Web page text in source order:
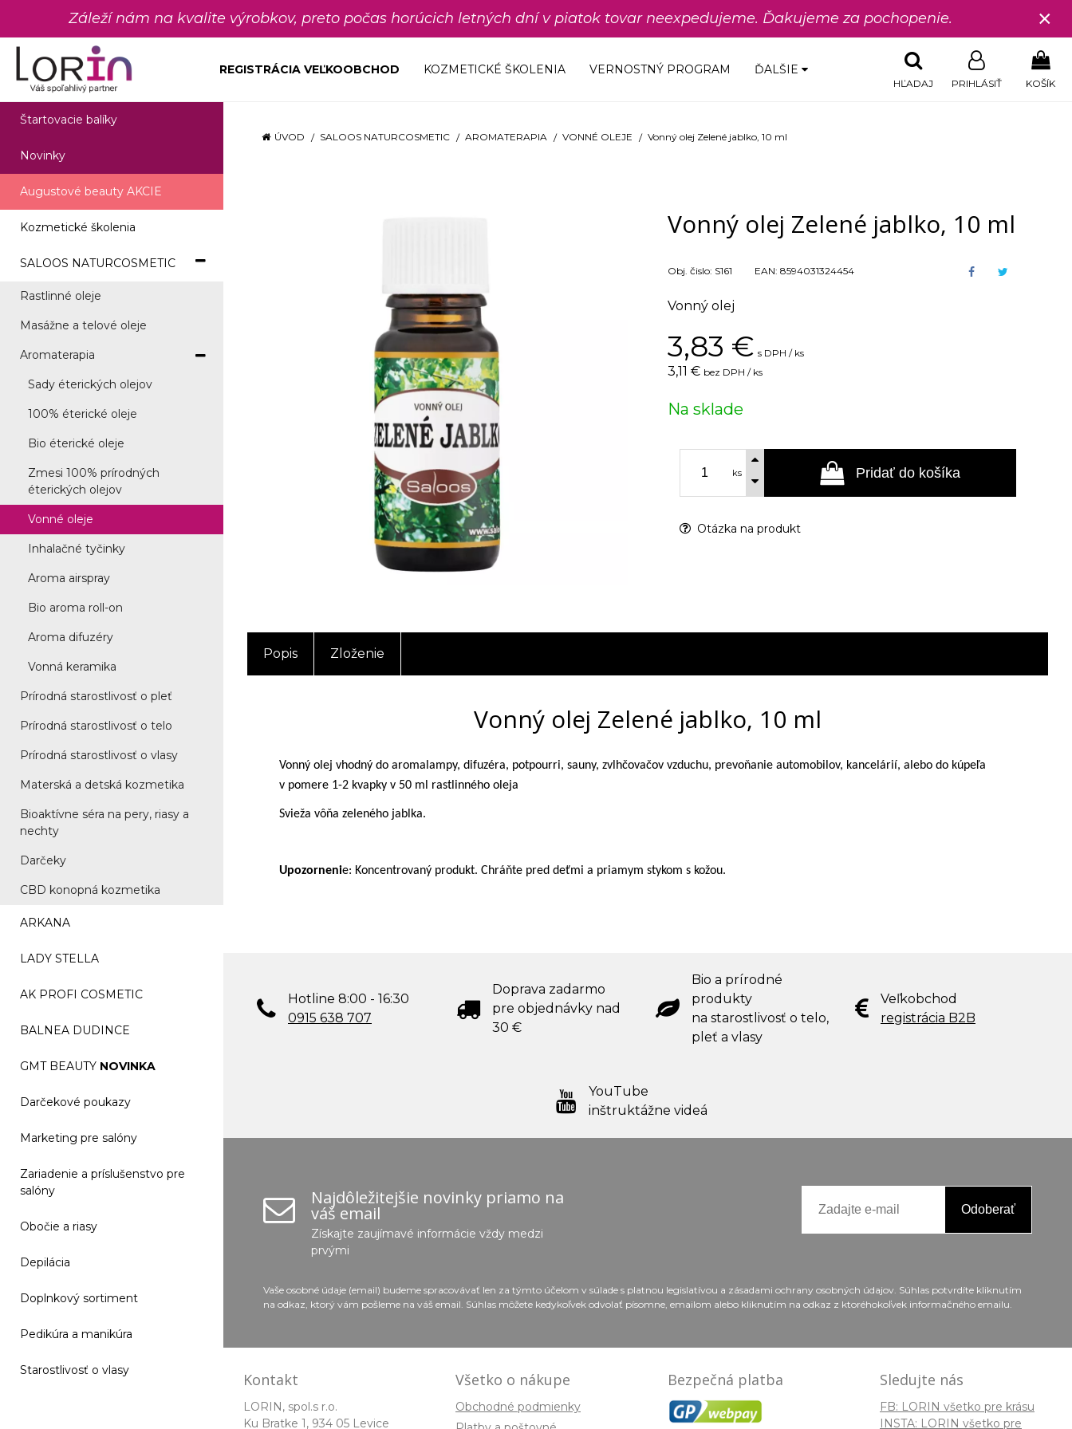
Záleží nám na kvalite výrobkov, preto počas horúcich letných dní v piatok tovar neexpedujeme. Ďakujeme za pochopenie. ×
REGISTRÁCIA VEĽKOOBCHOD KOZMETICKÉ ŠKOLENIA VERNOSTNÝ PROGRAM ĎALŠIE
KOŠÍK
PRIHLÁSIŤ
HĽADAJ
Štartovacie balíky
Novinky
Augustové beauty AKCIE
Kozmetické školenia
SALOOS NATURCOSMETIC
Rastlinné oleje
Masážne a telové oleje
Aromaterapia
Sady éterických olejov
100% éterické oleje
Bio éterické oleje
Zmesi 100% prírodných
éterických olejov
Vonné oleje
Inhalačné tyčinky
Aroma airspray
Bio aroma roll-on
Aroma difuzéry
Vonná keramika
Prírodná starostlivosť o pleť
Prírodná starostlivosť o telo
Prírodná starostlivosť o vlasy
Materská a detská kozmetika
Bioaktívne séra na pery, riasy a
nechty
Darčeky
CBD konopná kozmetika
ARKANA
LADY STELLA
AK PROFI COSMETIC
BALNEA DUDINCE
GMT BEAUTY NOVINKA
Darčekové poukazy
Marketing pre salóny
Zariadenie a príslušenstvo pre
salóny
Obočie a riasy
Depilácia
Doplnkový sortiment
Pedikúra a manikúra
Starostlivosť o vlasy
ÚVOD SALOOS NATURCOSMETIC AROMATERAPIA VONNÉ OLEJE Vonný olej Zelené jablko, 10 ml
Vonný olej Zelené jablko, 10 ml
Obj. čislo: S161 EAN: 8594031324454
Vonný olej
3,83 € s DPH / ks
3,11 € bez DPH / ks
Na sklade
ks Pridať do košíka
Otázka na produkt
Popis Zloženie
Vonný olej Zelené jablko, 10 ml
Vonný olej vhodný do aromalampy, difuzéra, potpourri, sauny, zvlhčovačov vzduchu, prevoňanie automobilov, kancelárií, alebo do kúpeľa
v pomere 1-2 kvapky v 50 ml rastlinného oleja
Svieža vôňa zeleného jablka.
Upozornenie: Koncentrovaný produkt. Chráňte pred deťmi a priamym stykom s kožou.
Hotline 8:00 - 16:30
0915 638 707
Doprava zadarmo
pre objednávky nad
30 €
Bio a prírodné
produkty
na starostlivosť o telo,
pleť a vlasy
Veľkobchod
registrácia B2B
YouTube
inštruktážne videá
Najdôležitejšie novinky priamo na
váš email
Získajte zaujímavé informácie vždy medzi
prvými
Odoberať
Vaše osobné údaje (email) budeme spracovávať len za týmto účelom v súlade s platnou legislatívou a zásadami ochrany osobných údajov. Súhlas potvrdíte kliknutím
na odkaz, ktorý vám pošleme na váš email. Súhlas môžete kedykoľvek odvolať písomne, emailom alebo kliknutím na odkaz z ktoréhokoľvek informačného emailu.
Kontakt
LORIN, spol.s r.o.
Ku Bratke 1, 934 05 Levice
Všetko o nákupe
Obchodné podmienky
Bezpečná platba Sledujte nás
FB: LORIN všetko pre krásu
INSTA: LORIN všetko pre